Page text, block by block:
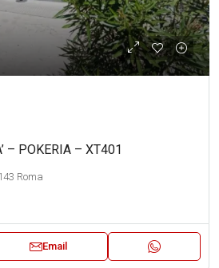
– POKERIA – XT401
Roma
Email